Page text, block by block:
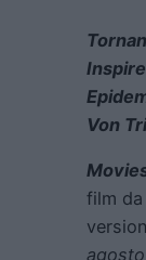
Von
film